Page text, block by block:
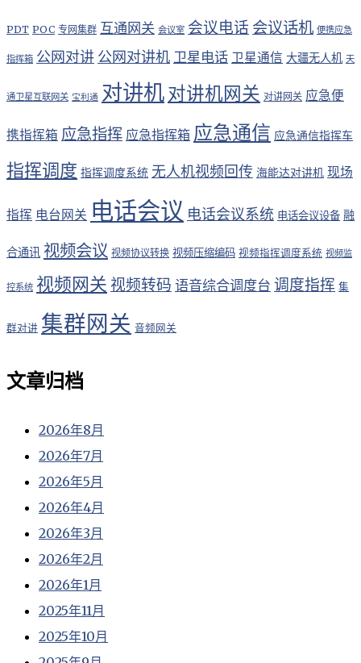
PDT POC 专网集群 互通网关 会议室 会议电话 会议话机 便携应急
指挥箱 公网对讲 公网对讲机 卫星电话 卫星通信 大疆无人机 天
通卫星互联网关 宝利通 对讲机对讲机网关 对讲网关 应急便
携指挥箱 应急指挥 应急指挥箱 应急通信 应急通信指挥车
指挥调度 指挥调度系统 无人机视频回传 海能达对讲机 现场
指挥 电台网关 电话会议 电话会议系统 电话会议设备 融
合通讯 视频会议 视频协议转换 视频压缩编码 视频指挥调度系统 视频监
控系统 视频网关 视频转码 语音综合调度台 调度指挥 集
群对讲 集群网关 音频网关
文章归档
2026年8月
2026年7月
2026年5月
2026年4月
2026年3月
2026年2月
2026年1月
2025年11月
2025年10月